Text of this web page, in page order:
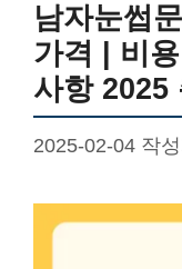
남자눈썹
가격 | 비
사항 2025
2025-02-04 작